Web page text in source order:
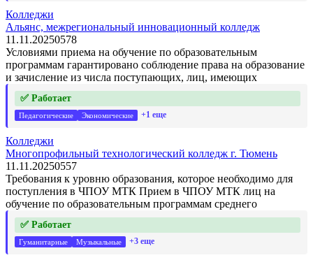
Колледжи
Альянс, межрегиональный инновационный колледж
11.11.20250578
Условиями приема на обучение по образовательным
программам гарантировано соблюдение права на образование
и зачисление из числа поступающих, лиц, имеющих
✅ Работает
Педагогические Экономические +1 еще
Колледжи
Многопрофильный технологический колледж г. Тюмень
11.11.20250557
Требования к уровню образования, которое необходимо для
поступления в ЧПОУ МТК Прием в ЧПОУ МТК лиц на
обучение по образовательным программам среднего
✅ Работает
Гуманитарные Музыкальные +3 еще